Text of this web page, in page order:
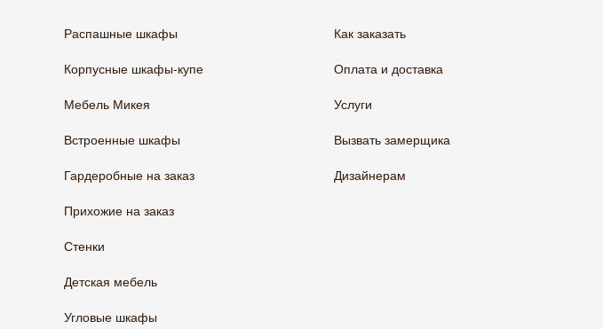
Распашные шкафы
Корпусные шкафы-купе
Мебель Микея
Встроенные шкафы
Гардеробные на заказ
Прихожие на заказ
Стенки
Детская мебель
Угловые шкафы
Как заказать
Оплата и доставка
Услуги
Вызвать замерщика
Дизайнерам